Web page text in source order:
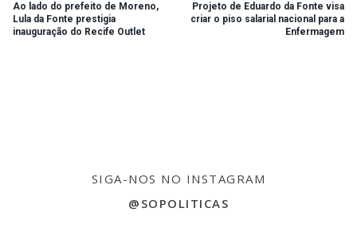
Ao lado do prefeito de Moreno,
Lula da Fonte prestigia
inauguração do Recife Outlet
Projeto de Eduardo da Fonte visa
criar o piso salarial nacional para a
Enfermagem
SIGA-NOS NO INSTAGRAM
@SOPOLITICAS